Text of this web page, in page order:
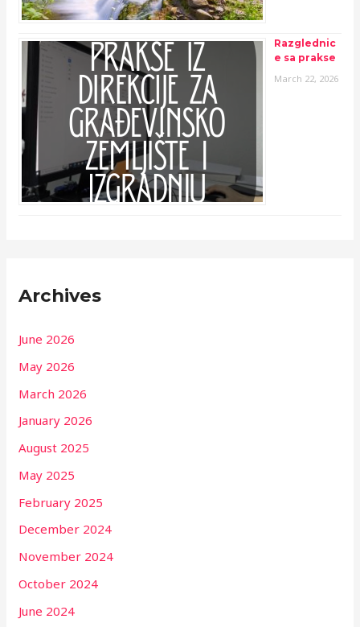
Razglednic
e sa prakse
March 22, 2026
Archives
June 2026
May 2026
March 2026
January 2026
August 2025
May 2025
February 2025
December 2024
November 2024
October 2024
June 2024